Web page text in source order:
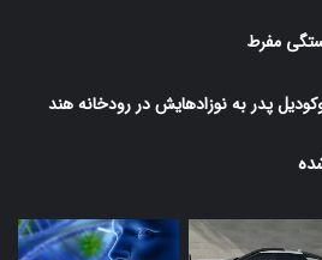
مفرط
پدر به نوزادهایش در رودخانه هند